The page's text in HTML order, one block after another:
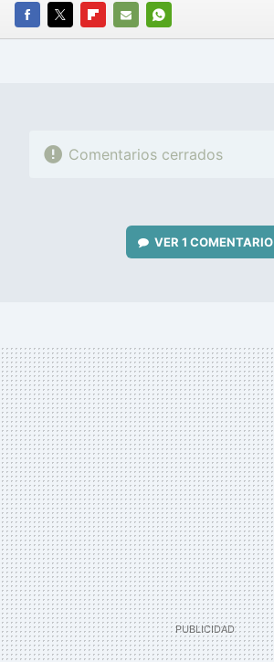
FACEBOOK
TWITTERFLIPBOARD
E-
WHATSAPP
Comentarios cerrados
VER 1 COMENTARIO